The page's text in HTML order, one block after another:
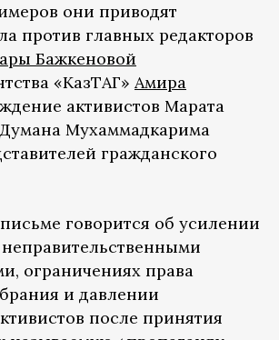
они приводят
против главных редакторов
Бажкеновой
«КазТАГ» Амира
активистов Марата
Мухаммадкарима
гражданского
говорится об усилении
ограничениях права
и давлении
после принятия